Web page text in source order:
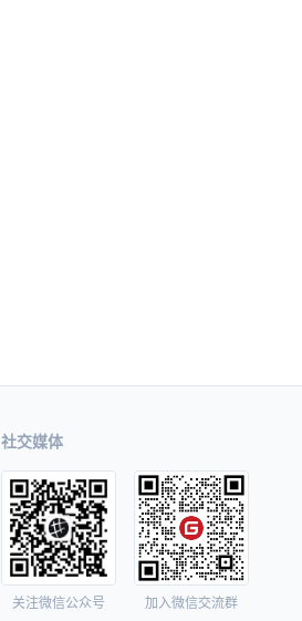
社交媒体
关注微信公众号 加入微信交流群